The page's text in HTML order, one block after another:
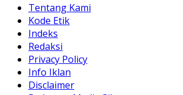
Tentang Kami
Kode Etik
Indeks
Redaksi
Privacy Policy
Info Iklan
Disclaimer